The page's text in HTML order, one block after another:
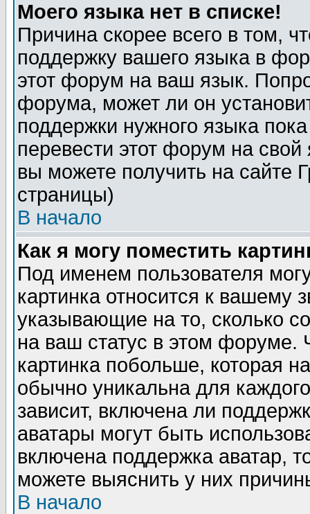
Моего языка нет в списке!
Причина скорее всего в том,
поддержку вашего языка в
этот форум на ваш язык.
форума, может ли он
поддержки нужного языка
перевести этот форум на
вы можете получить на сайте
страницы)
В начало
Как я могу поместить
Под именем пользователя
картинка относится к вашему
указывающие на то, сколько
на ваш статус в этом форуме.
картинка побольше, которая
обычно уникальна для
зависит, включена ли
аватары могут быть
включена поддержка аватар,
можете выяснить у них
В начало